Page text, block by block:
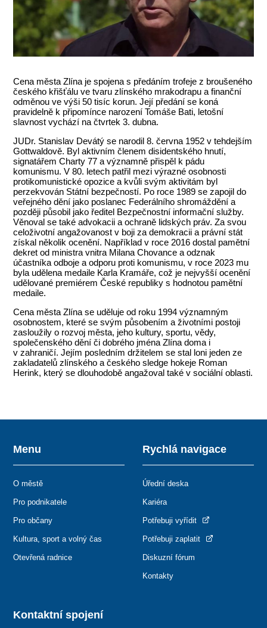
Cena města Zlína je spojena s předáním trofeje z broušeného
českého křišťálu ve tvaru zlínského mrakodrapu a finanční
odměnou ve výši 50 tisíc korun. Její předání se koná
pravidelně k připomínce narození Tomáše Bati, letošní
slavnost vychází na čtvrtek 3. dubna.
JUDr. Stanislav Devátý se narodil 8. června 1952 v tehdejším
Gottwaldově. Byl aktivním členem disidentského hnutí,
signatářem Charty 77 a významně přispěl k pádu
komunismu. V 80. letech patřil mezi výrazné osobnosti
protikomunistické opozice a kvůli svým aktivitám byl
perzekvován Státní bezpečností. Po roce 1989 se zapojil do
veřejného dění jako poslanec Federálního shromáždění a
později působil jako ředitel Bezpečnostní informační služby.
Věnoval se také advokacii a ochraně lidských práv. Za svou
celoživotní angažovanost v boji za demokracii a právní stát
získal několik ocenění. Například v roce 2016 dostal pamětní
dekret od ministra vnitra Milana Chovance a odznak
účastníka odboje a odporu proti komunismu, v roce 2023 mu
byla udělena medaile Karla Kramáře, což je nejvyšší ocenění
udělované premiérem České republiky s hodnotou pamětní
medaile.
Cena města Zlína se uděluje od roku 1994 významným
osobnostem, které se svým působením a životními postoji
zasloužily o rozvoj města, jeho kultury, sportu, vědy,
společenského dění či dobrého jména Zlína doma i
v zahraničí. Jejím posledním držitelem se stal loni jeden ze
zakladatelů zlínského a českého sledge hokeje Roman
Herink, který se dlouhodobě angažoval také v sociální oblasti.
Kontaktní spojení
Menu
O městě
Pro podnikatele
Pro občany
Kultura, sport a volný čas
Otevřená radnice
Rychlá navigace
Úřední deska
Kariéra
Potřebuji vyřídit
Potřebuji zaplatit
Diskuzní fórum
Kontakty